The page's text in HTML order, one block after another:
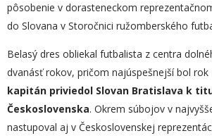
pôsobenie v dorasteneckom
do Slovana v Storočnici ružomberského
Belasý dres obliekal futbalista z centra
dvanásť rokov, pričom najúspešnejší bol rok
kapitán priviedol Slovan Bratislava k
Československa. Okrem súbojov v
nastupoval aj v Československej